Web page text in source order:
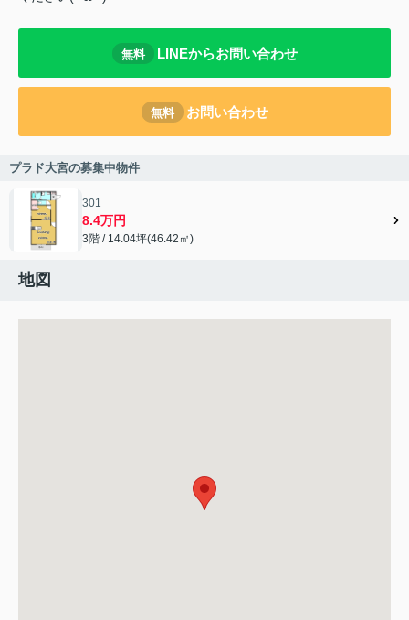
無料 LINEからお問い合わせ
無料 お問い合わせ
プラド大宮の募集中物件
301
8.4万円
3階 / 14.04坪(46.42㎡)
地図